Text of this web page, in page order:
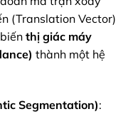
(Translation Vector)
thị giác máy
thành một hệ
Segmentation):